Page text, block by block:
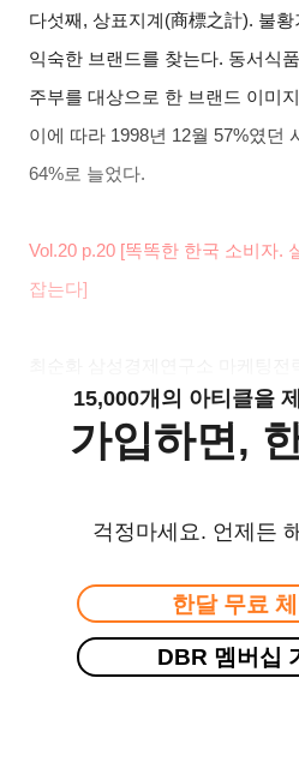
다섯째 ,상표지계 (商標之計). 불황
익숙한 브랜드를 찾는다. 동서식
주부를 대상으로 한 브랜드 이미
이에 따라 1998년 12월 57%였던
64%로 늘었다.
Vol.20 p.20 [똑똑한 한국 소비자.
잡는다]
15,000개의 아티클을
가입하면,
걱정마세요. 언제든
한달 무료 체
DBR 멤버십